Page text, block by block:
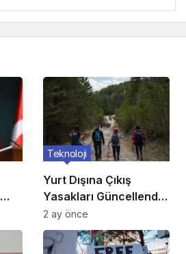
Yurt Dışına Çıkış
Yasakları Güncellendi:
Kimler Etkileniyor?
Teknoloji
2 ay önce